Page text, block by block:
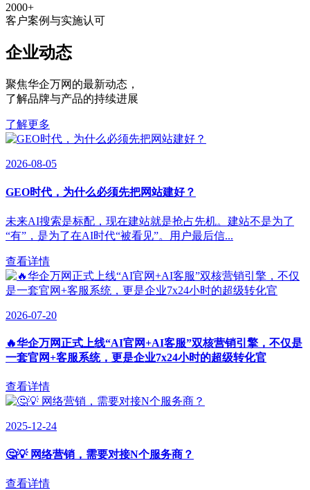
2000+
客户案例与实施认可
企业动态
聚焦华企万网的最新动态 ，
了解品牌与产品的持续进展
了解更多
2026-08-05
GEO时代，为什么必须先把网站建好？
未来AI搜索是标配，现在建站就是抢占先机。建站不是为了
“有”，是为了在AI时代“被看见”。用户最后信...
查看详情
2026-07-20
🔥华企万网正式上线“AI官网+AI客服”双核营销引擎，不仅是
一套官网+客服系统，更是企业7x24小时的超级转化官
查看详情
2025-12-24
🤔💡 网络营销，需要对接N个服务商？
查看详情